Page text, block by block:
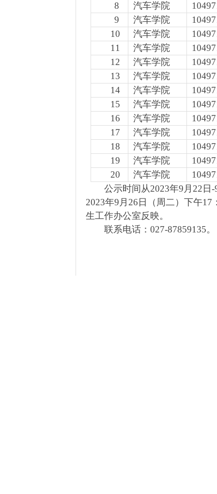
8
汽车学院
9
汽车学院
10
汽车学院
11
汽车学院
12
汽车学院
13
汽车学院
14
汽车学院
15
汽车学院
16
汽车学院
17
汽车学院
18
汽车学院
19
汽车学院
20
汽车学院
公示时间从2023年9 月 22 日-
2023年9 月 26 日（周二）下午17
生工作办公室反映。
联系电话： 027-87859135。